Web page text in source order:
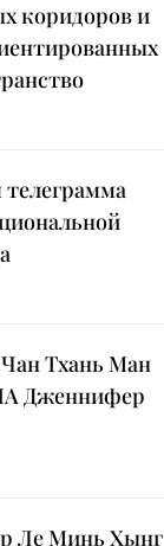
коридоров и
Тхань Ман
Дженнифер
Ле Минь Хынг